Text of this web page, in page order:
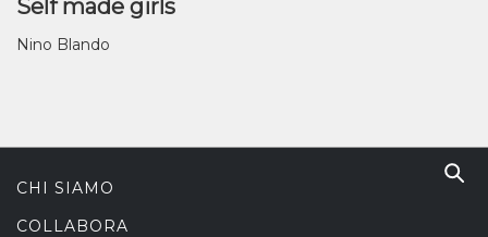
Self made girls
Nino Blando
CHI SIAMO
COLLABORA